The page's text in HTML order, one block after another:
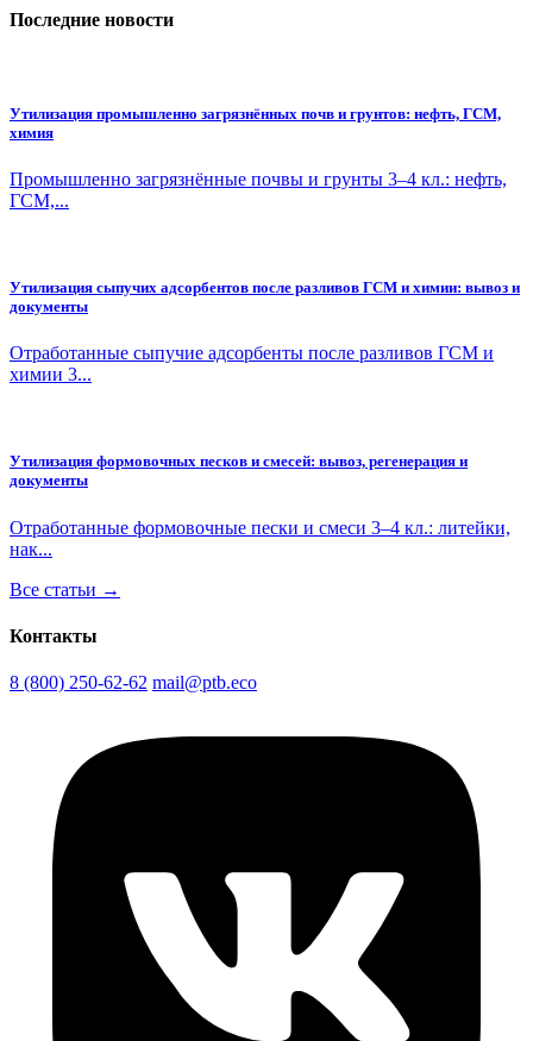
Последние новости
Утилизация промышленно загрязнённых почв и грунтов: нефть, ГСМ,
химия
Промышленно загрязнённые почвы и грунты 3–4 кл.: нефть,
ГСМ,...
Утилизация сыпучих адсорбентов после разливов ГСМ и химии: вывоз и
документы
Отработанные сыпучие адсорбенты после разливов ГСМ и
химии 3...
Утилизация формовочных песков и смесей: вывоз, регенерация и
документы
Отработанные формовочные пески и смеси 3–4 кл.: литейки,
нак...
Все статьи →
Контакты
8 (800) 250-62-62 mail@ptb.eco